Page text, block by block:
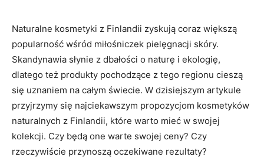
Naturalne kosmetyki z Finlandii zyskują coraz większą
popularność wśród miłośniczek pielęgnacji skóry.
Skandynawia słynie z dbałości o naturę i ⁤ekologię,
dlatego też produkty pochodzące z tego regionu‍ cieszą
się uznaniem na całym świecie. ‍W dzisiejszym⁤ artykule
przyjrzymy‍ się najciekawszym propozycjom kosmetyków
naturalnych z Finlandii, które warto mieć ⁣w swojej
kolekcji. Czy będą one warte‌ swojej ceny? Czy
‍rzeczywiście przynoszą oczekiwane rezultaty?